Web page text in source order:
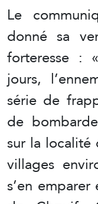
Le
donné sa
forteresse :
jours,
série de
de
sur la localité
villages
s’en